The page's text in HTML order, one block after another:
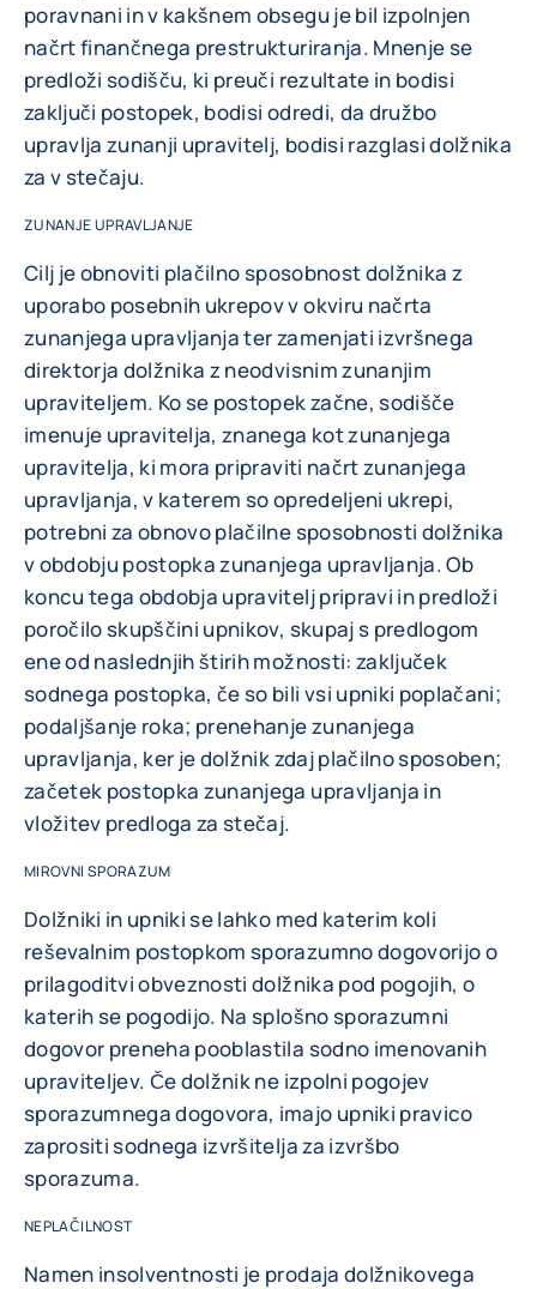
poravnani in v kakšnem obsegu je bil izpolnjen
načrt finančnega prestrukturiranja. Mnenje se
predloži sodišču, ki preuči rezultate in bodisi
zaključi postopek, bodisi odredi, da družbo
upravlja zunanji upravitelj, bodisi razglasi dolžnika
za v stečaju.
ZUNANJE UPRAVLJANJE
Cilj je obnoviti plačilno sposobnost dolžnika z
uporabo posebnih ukrepov v okviru načrta
zunanjega upravljanja ter zamenjati izvršnega
direktorja dolžnika z neodvisnim zunanjim
upraviteljem. Ko se postopek začne, sodišče
imenuje upravitelja, znanega kot zunanjega
upravitelja, ki mora pripraviti načrt zunanjega
upravljanja, v katerem so opredeljeni ukrepi,
potrebni za obnovo plačilne sposobnosti dolžnika
v obdobju postopka zunanjega upravljanja. Ob
koncu tega obdobja upravitelj pripravi in predloži
poročilo skupščini upnikov, skupaj s predlogom
ene od naslednjih štirih možnosti: zaključek
sodnega postopka, če so bili vsi upniki poplačani;
podaljšanje roka; prenehanje zunanjega
upravljanja, ker je dolžnik zdaj plačilno sposoben;
začetek postopka zunanjega upravljanja in
vložitev predloga za stečaj.
MIROVNI SPORAZUM
Dolžniki in upniki se lahko med katerim koli
reševalnim postopkom sporazumno dogovorijo o
prilagoditvi obveznosti dolžnika pod pogojih, o
katerih se pogodijo. Na splošno sporazumni
dogovor preneha pooblastila sodno imenovanih
upraviteljev. Če dolžnik ne izpolni pogojev
sporazumnega dogovora, imajo upniki pravico
zaprositi sodnega izvršitelja za izvršbo
sporazuma.
NEPLAČILNOST
Namen insolventnosti je prodaja dolžnikovega